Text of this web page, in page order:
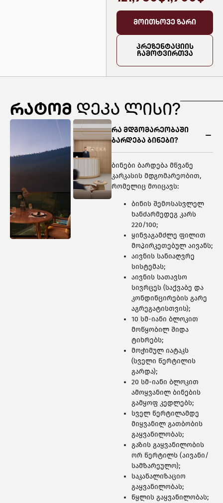
მოითხოვე ზარი
პრეზენტაციის
ჩამოტვირთვა
რატომ დეკა ლისი?
რა მდგომარეობაში
ბარდება ბინები?
ბინები ბარდება მწვანე
კარკასის მდგომარეობით,
რომელიც მოიცავს:
ბინის შემოსასვლელ
ხანძარმედეგ კარს
220/100;
ყინვაგამძლე ფილით
მოპირკეთებულ აივანს;
აივნის სანიაღვრე
სისტემას;
აივნის სათავსო
სივრცეს (საქვაბე და
კონდინცირების გარე
აგრეგატისთვის);
10 სმ-იანი ბლოკით
მოწყობილ შიდა
ტიხრებს;
მოჭიმულ იატაკს
(სველი წერტილის
გარდა);
20 სმ-იანი ბლოკით
ამოყვანილ ბინების
გამყოფ კედლებს;
სველ წერტილამდე
მიყვანილ გათბობის
გაყვანილობას;
გაზის გაყვანილობის
ორ წერტილს (აივანი/
სამზარეულო);
საკანალიზაციო
გაყვანილობას;
წყლის გაყვანილობას;